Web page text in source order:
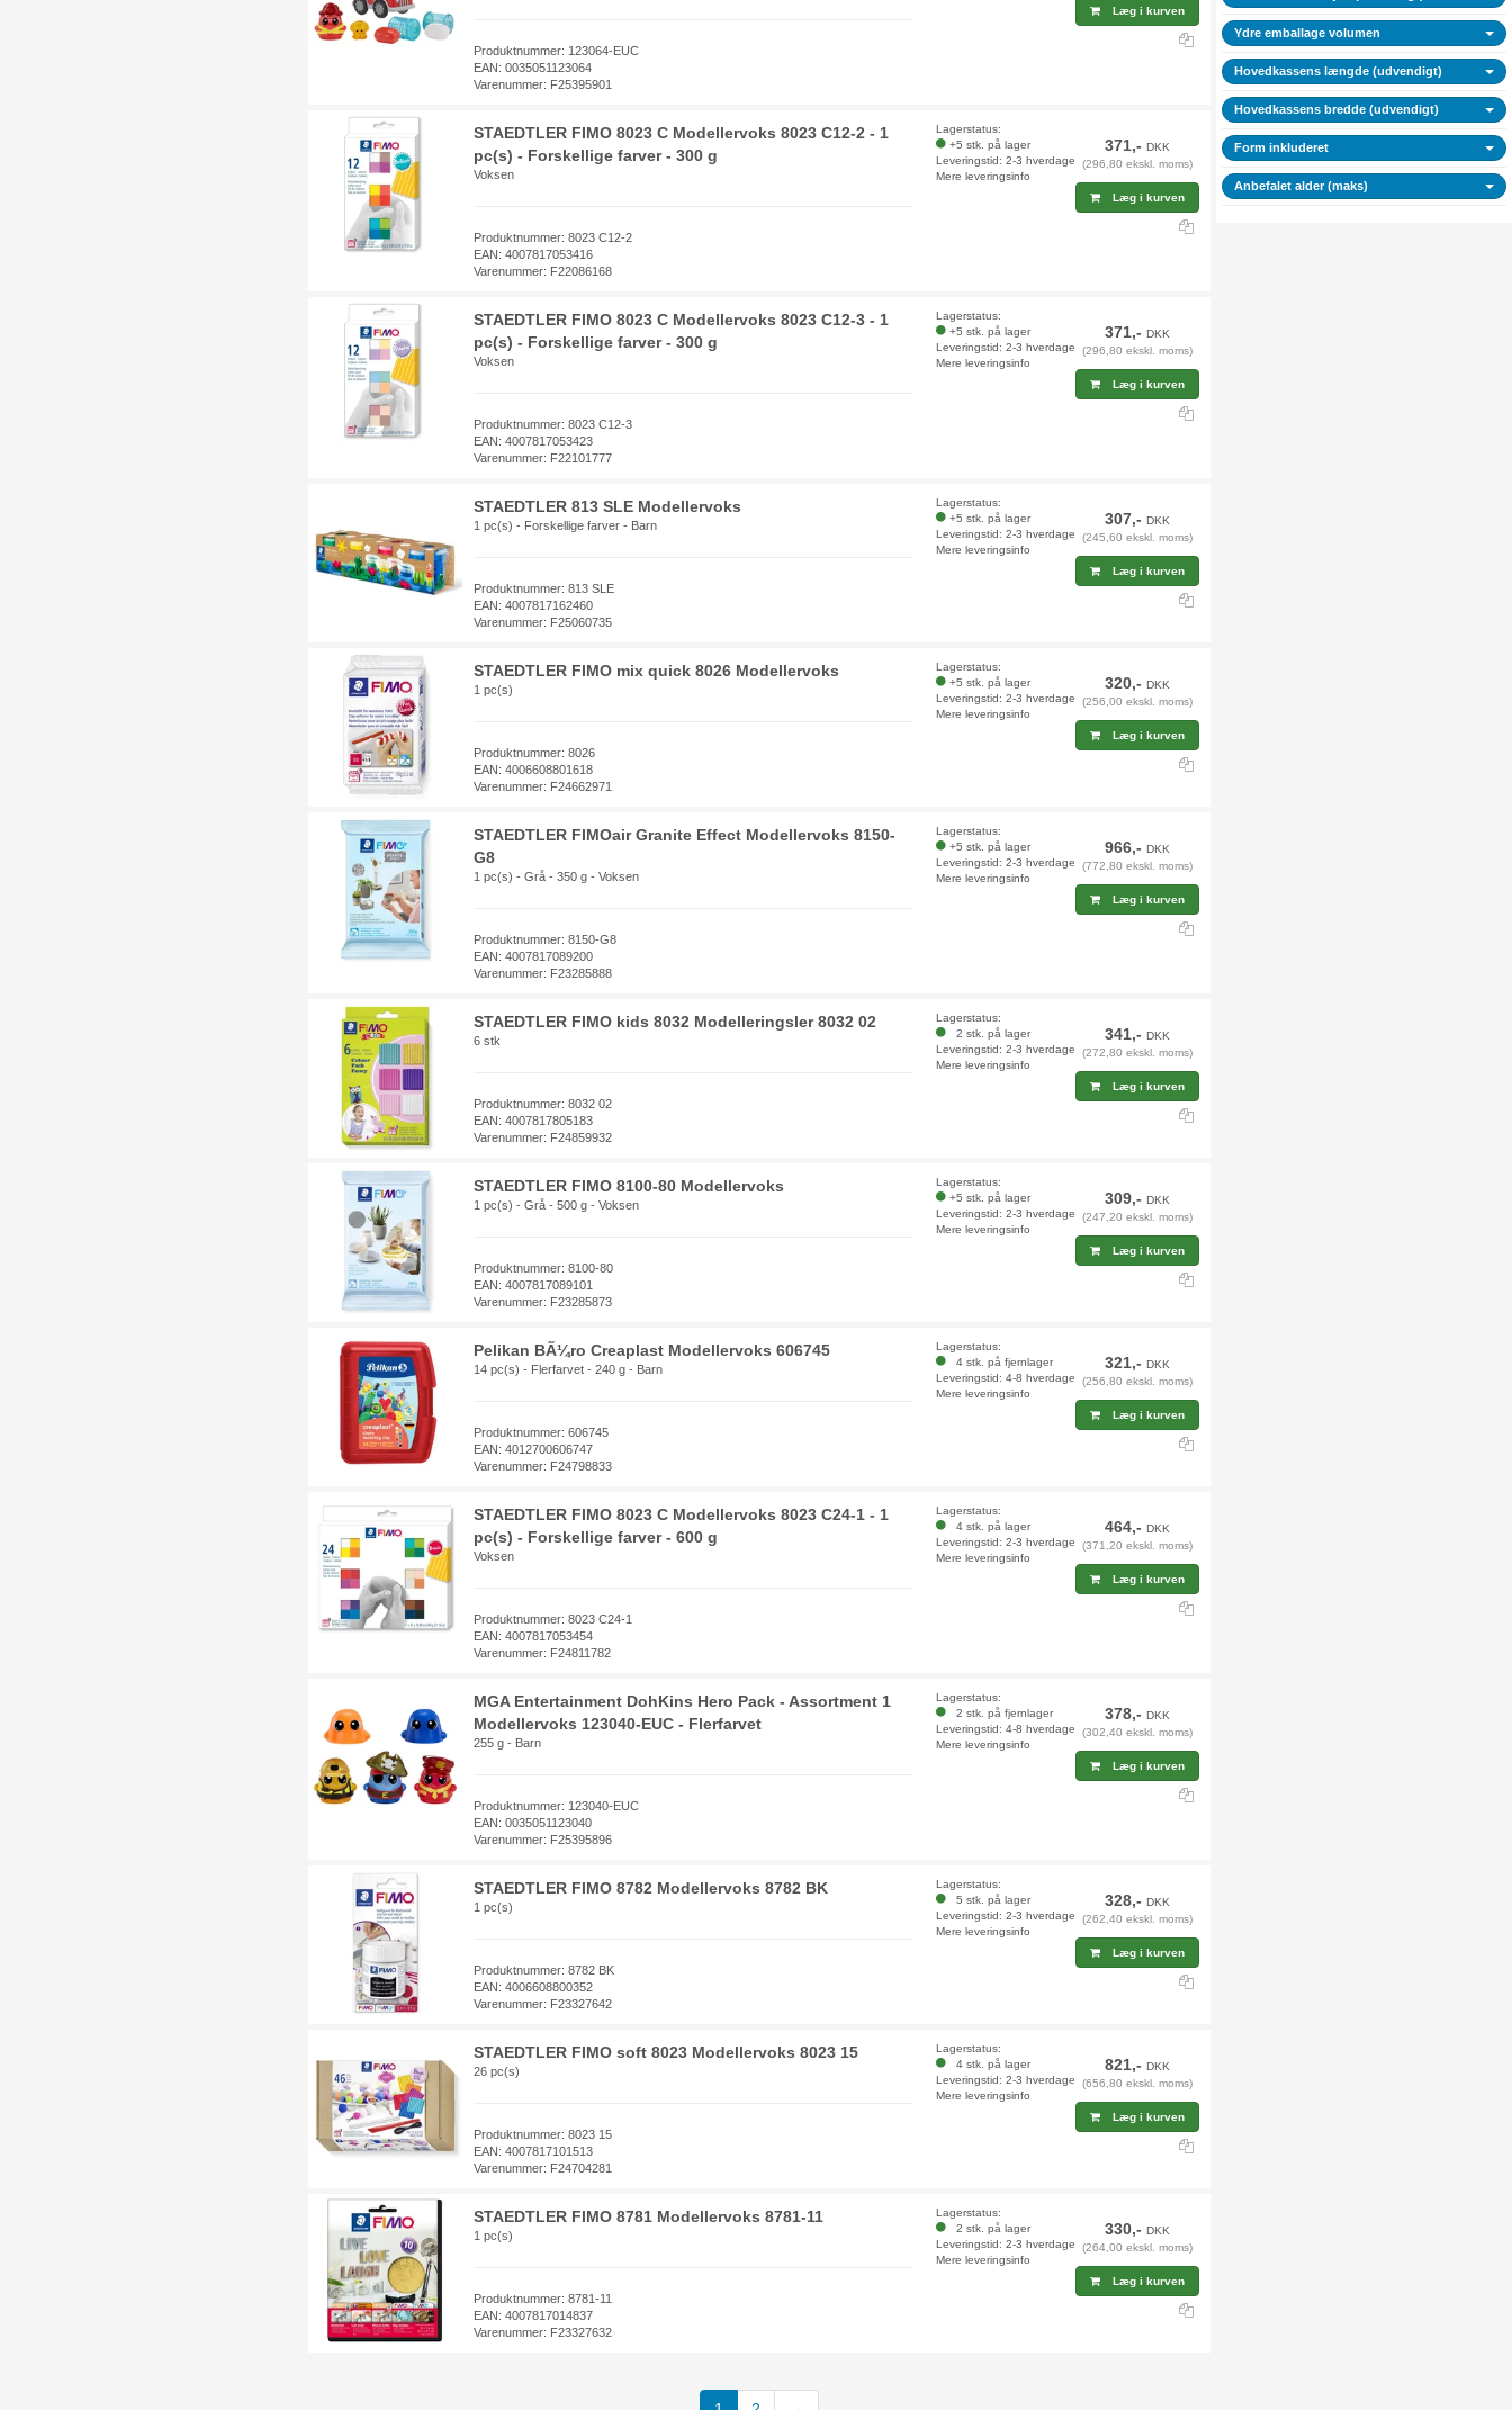
Ydre emballage volumen
Hovedkassens længde (udvendigt)
Hovedkassens bredde (udvendigt)
Form inkluderet
Anbefalet alder (maks)
Produktnummer: 123064-EUC
EAN: 0035051123064
Varenummer: F25395901
Læg i kurven
STAEDTLER FIMO 8023 C Modellervoks 8023 C12-2 - 1
pc(s) - Forskellige farver - 300 g
Voksen
Produktnummer: 8023 C12-2
EAN: 4007817053416
Varenummer: F22086168
Lagerstatus:
+5 stk. på lager
Leveringstid: 2-3 hverdage
Mere leveringsinfo
371,-DKK
(296,80 ekskl. moms)
Læg i kurven
STAEDTLER FIMO 8023 C Modellervoks 8023 C12-3 - 1
pc(s) - Forskellige farver - 300 g
Voksen
Produktnummer: 8023 C12-3
EAN: 4007817053423
Varenummer: F22101777
Lagerstatus:
+5 stk. på lager
Leveringstid: 2-3 hverdage
Mere leveringsinfo
371,-DKK
(296,80 ekskl. moms)
Læg i kurven
STAEDTLER 813 SLE Modellervoks
1 pc(s) - Forskellige farver - Barn
Produktnummer: 813 SLE
EAN: 4007817162460
Varenummer: F25060735
Lagerstatus:
+5 stk. på lager
Leveringstid: 2-3 hverdage
Mere leveringsinfo
307,-DKK
(245,60 ekskl. moms)
Læg i kurven
STAEDTLER FIMO mix quick 8026 Modellervoks
1 pc(s)
Produktnummer: 8026
EAN: 4006608801618
Varenummer: F24662971
Lagerstatus:
+5 stk. på lager
Leveringstid: 2-3 hverdage
Mere leveringsinfo
320,-DKK
(256,00 ekskl. moms)
Læg i kurven
STAEDTLER FIMOair Granite Effect Modellervoks 8150-
G8
1 pc(s) - Grå - 350 g - Voksen
Produktnummer: 8150-G8
EAN: 4007817089200
Varenummer: F23285888
Lagerstatus:
+5 stk. på lager
Leveringstid: 2-3 hverdage
Mere leveringsinfo
966,-DKK
(772,80 ekskl. moms)
Læg i kurven
STAEDTLER FIMO kids 8032 Modelleringsler 8032 02
6 stk
Produktnummer: 8032 02
EAN: 4007817805183
Varenummer: F24859932
Lagerstatus:
2 stk. på lager
Leveringstid: 2-3 hverdage
Mere leveringsinfo
341,-DKK
(272,80 ekskl. moms)
Læg i kurven
STAEDTLER FIMO 8100-80 Modellervoks
1 pc(s) - Grå - 500 g - Voksen
Produktnummer: 8100-80
EAN: 4007817089101
Varenummer: F23285873
Lagerstatus:
+5 stk. på lager
Leveringstid: 2-3 hverdage
Mere leveringsinfo
309,-DKK
(247,20 ekskl. moms)
Læg i kurven
Pelikan BÃ¼ro Creaplast Modellervoks 606745
14 pc(s) - Flerfarvet - 240 g - Barn
Produktnummer: 606745
EAN: 4012700606747
Varenummer: F24798833
Lagerstatus:
4 stk. på fjernlager
Leveringstid: 4-8 hverdage
Mere leveringsinfo
321,-DKK
(256,80 ekskl. moms)
Læg i kurven
STAEDTLER FIMO 8023 C Modellervoks 8023 C24-1 - 1
pc(s) - Forskellige farver - 600 g
Voksen
Produktnummer: 8023 C24-1
EAN: 4007817053454
Varenummer: F24811782
Lagerstatus:
4 stk. på lager
Leveringstid: 2-3 hverdage
Mere leveringsinfo
464,-DKK
(371,20 ekskl. moms)
Læg i kurven
MGA Entertainment DohKins Hero Pack - Assortment 1
Modellervoks 123040-EUC - Flerfarvet
255 g - Barn
Produktnummer: 123040-EUC
EAN: 0035051123040
Varenummer: F25395896
Lagerstatus:
2 stk. på fjernlager
Leveringstid: 4-8 hverdage
Mere leveringsinfo
378,-DKK
(302,40 ekskl. moms)
Læg i kurven
STAEDTLER FIMO 8782 Modellervoks 8782 BK
1 pc(s)
Produktnummer: 8782 BK
EAN: 4006608800352
Varenummer: F23327642
Lagerstatus:
5 stk. på lager
Leveringstid: 2-3 hverdage
Mere leveringsinfo
328,-DKK
(262,40 ekskl. moms)
Læg i kurven
STAEDTLER FIMO soft 8023 Modellervoks 8023 15
26 pc(s)
Produktnummer: 8023 15
EAN: 4007817101513
Varenummer: F24704281
Lagerstatus:
4 stk. på lager
Leveringstid: 2-3 hverdage
Mere leveringsinfo
821,-DKK
(656,80 ekskl. moms)
Læg i kurven
STAEDTLER FIMO 8781 Modellervoks 8781-11
1 pc(s)
Produktnummer: 8781-11
EAN: 4007817014837
Varenummer: F23327632
Lagerstatus:
2 stk. på lager
Leveringstid: 2-3 hverdage
Mere leveringsinfo
330,-DKK
(264,00 ekskl. moms)
Læg i kurven